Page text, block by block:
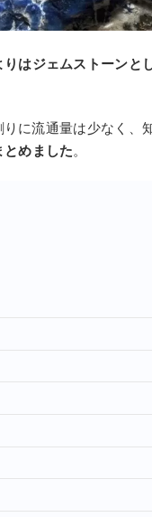
はジェムストーンと
に流通量は少なく、
めました。